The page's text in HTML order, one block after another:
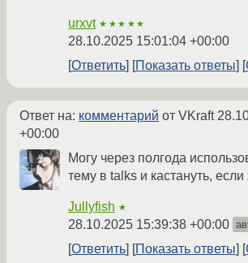
urxvt ★★★★★
28.10.2025 15:01:04 +00:00
Ответить
Показать ответы
Ответ на: комментарий от VKraft
+00:00
Могу через полгода
тему в talks и кастануть, если
Jullyfish ★
28.10.2025 15:39:38 +00:00
Ответить Показать ответы